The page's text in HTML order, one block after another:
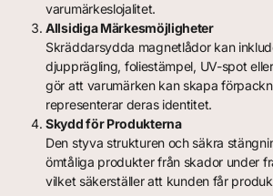
varumärkeslojalitet.
Allsidiga Märkesmöjligheter
Skräddarsydda magnetlådor kan
djupprägling, foliestämpel, UV-spot
gör att varumärken kan skapa
representerar deras identitet.
Skydd för Produkterna
Den styva strukturen och säkra
ömtåliga produkter från skador under
vilket säkerställer att kunden får